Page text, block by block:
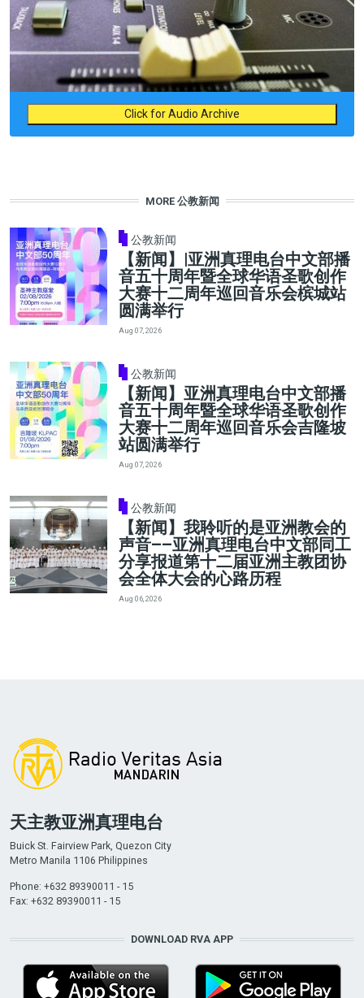
Click for Audio Archive
MORE 公教新闻
公教新闻
【新闻】|亚洲真理电台中文部播
音五十周年暨全球华语圣歌创作
大赛十二周年巡回音乐会槟城站
圆满举行
Aug 07, 2026
公教新闻
【新闻】亚洲真理电台中文部播
音五十周年暨全球华语圣歌创作
大赛十二周年巡回音乐会吉隆坡
站圆满举行
Aug 07, 2026
公教新闻
【新闻】我聆听的是亚洲教会的
声音——亚洲真理电台中文部同工
分享报道第十二届亚洲主教团协
会全体大会的心路历程
Aug 06, 2026
天主教亚洲真理电台
Buick St. Fairview Park, Quezon City
Metro Manila 1106 Philippines
Phone: +632 89390011 - 15
Fax: +632 89390011 - 15
DOWNLOAD RVA APP